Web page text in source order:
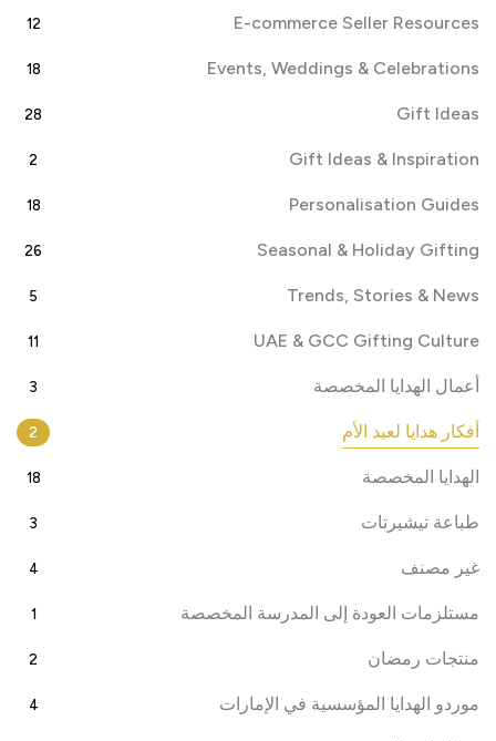
E-commerce Seller Resources
12
Events, Weddings & Celebrations
18
Gift Ideas
28
Gift Ideas & Inspiration
2
Personalisation Guides
18
Seasonal & Holiday Gifting
26
Trends, Stories & News
5
UAE & GCC Gifting Culture
11
أعمال الهدايا المخصصة 3
أفكار هدايا لعيد الأم 2
الهدايا المخصصة 18
طباعة تيشيرتات 3
غير مصنف 4
مستلزمات العودة إلى المدرسة المخصصة 1
منتجات رمضان 2
موردو الهدايا المؤسسية في الإمارات 4